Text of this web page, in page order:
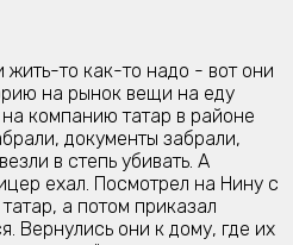
то как-то надо - вот они
на рынок вещи на еду
компанию татар в районе
документы забрали,
в степь убивать. А
ехал. Посмотрел на Нину с
а потом приказал
Вернулись они к дому, где их